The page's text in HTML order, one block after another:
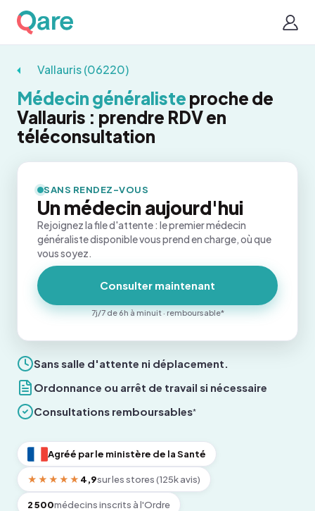
Vallauris (06220)
Médecin généraliste proche de
Vallauris : prendre RDV en
téléconsultation
Sans salle d'attente ni déplacement.
Ordonnance ou arrêt de travail si nécessaire
Consultations remboursables*
Agréé par le ministère de la Santé
★★★★★ 4,9sur les stores (125k avis)
2 500médecins inscrits à l'Ordre
SANS RENDEZ-VOUS
Un médecin aujourd'hui
Rejoignez la file d'attente : le premier médecin
généraliste disponible vous prend en charge, où que
vous soyez.
Consulter maintenant
7j/7 de 6h à minuit · remboursable*